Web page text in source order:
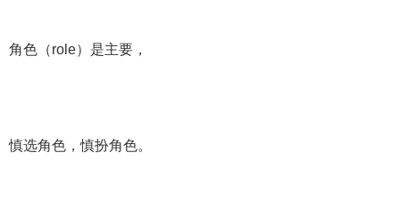
角色（role）是主要，
慎选角色，慎扮角色。